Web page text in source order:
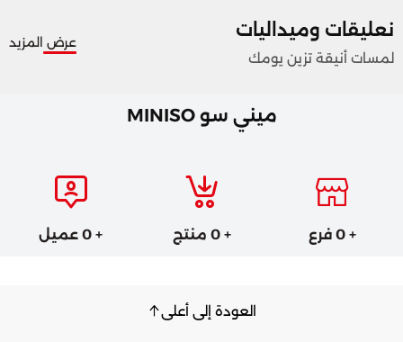
نعليقات وميداليات
لمسات أنيقة تزين يومك
عرض المزيد
ميني سو MINISO
+ 0 فرع + 0 منتج + 0 عميل
العودة إلى أعلى